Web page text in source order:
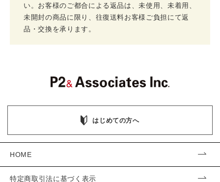
い。お客様のご都合による返品は、未使用、未着用、
未開封の商品に限り、往復送料お客様ご負担にて返
品・交換を承ります。
はじめての方へ
HOME
特定商取引法に基づく表示